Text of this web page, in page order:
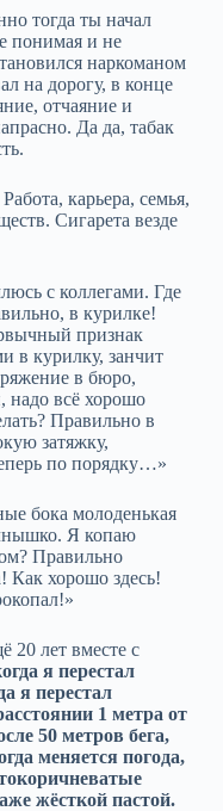
тогда ты начал
понимая и не
наркоманом
на дорогу, в конце
отчаяние и
Да да, табак
карьера, семья,
Сигарета везде
с коллегами. Где
в курилке!
признак
в курилку, занчит
в бюро,
надо всё хорошо
Правильно в
затяжку,
по порядку…»
бока молоденькая
Я копаю
Правильно
Как хорошо здесь!
20 лет вместе с
я перестал
я перестал
1 метра от
50 метров бега,
меняется погода,
жёсткой пастой.